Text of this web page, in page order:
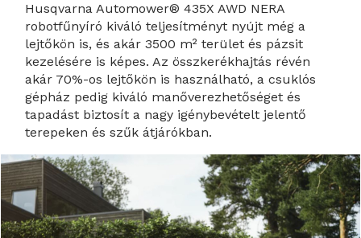
Husqvarna Automower® 435X AWD NERA
robotfűnyíró kiváló teljesítményt nyújt még a
lejtőkön is, és akár 3500 m² terület és pázsit
kezelésére is képes. Az összkerékhajtás révén
akár 70%-os lejtőkön is használható, a csuklós
gépház pedig kiváló manőverezhetőséget és
tapadást biztosít a nagy igénybevételt jelentő
terepeken és szűk átjárókban.